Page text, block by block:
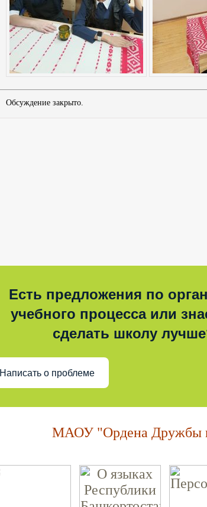
Обсуждение закрыто.
Есть предложения по
учебного процесса или
сделать школу
Написать о проблеме
МАОУ "Ордена Дружбы